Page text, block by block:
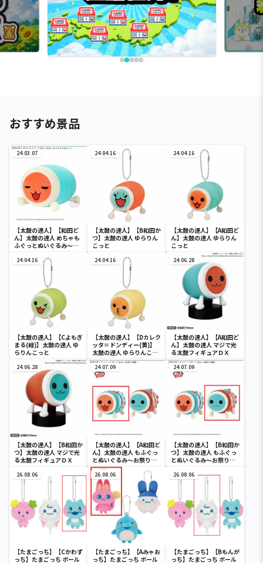
おすすめ景品
24.03.07
【太鼓の達人】【和田ど
ん】太鼓の達人 めちゃも
ふぐっとぬいぐるみ～ま
24.04.16
【太鼓の達人】【B和田か
つ】太鼓の達人 ゆらりん
こっと
24.04.16
【太鼓の達人】【A和田ど
ん】太鼓の達人 ゆらりん
こっと
24.04.16
【太鼓の達人】【Cよもぎ
まる(緑)】太鼓の達人 ゆ
らりんこっと
24.04.16
【太鼓の達人】【Dカレク
ッタ＝ドンディー(黄)】
太鼓の達人 ゆらりんこっ
と
24.06.28
【太鼓の達人】【A和田ど
ん】太鼓の達人 マジで光
る太鼓フィギュアＤＸ
24.06.28
【太鼓の達人】【B和田か
つ】太鼓の達人 マジで光
る太鼓フィギュアＤＸ
24.07.09
【太鼓の達人】【A和田ど
ん】太鼓の達人 もふぐっ
とぬいぐるみ～お祭り半
纏～
24.07.09
【太鼓の達人】【B和田か
つ】太鼓の達人 もふぐっ
とぬいぐるみ～お祭り半
26.08.06
【たまごっち】【Cかわず
っち】たまごっち ボール
26.08.06
【たまごっち】【Aみゃお
っち】たまごっち ボール
26.08.06
【たまごっち】【Bもんが
っち】たまごっち ボール